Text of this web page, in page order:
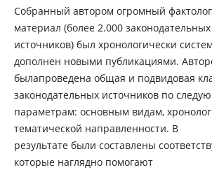
Собранный автором огромный
материал (более 2.000 законодательных
источников) был хронологически
дополнен новыми публикациями.
былапроведена общая и подвидовая
законодательных источников по
параметрам: основным видам,
тематической направленности. В
результате были составлены
которые наглядно помогают